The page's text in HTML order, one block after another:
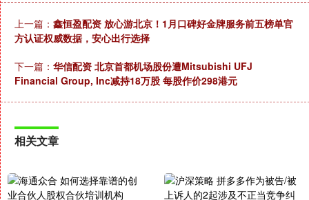
上一篇： 鑫恒盈配资 放心游北京！1月口碑好金牌服务前五榜单官
方认证权威数据，安心出行选择
下一篇： 华信配资 北京首都机场股份遭Mitsubishi UFJ
Financial Group, Inc减持18万股 每股作价298港元
相关文章